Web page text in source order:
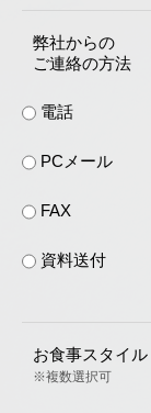
弊社からの
ご連絡の方法
電話
PCメール
FAX
資料送付
お食事スタイル
※複数選択可